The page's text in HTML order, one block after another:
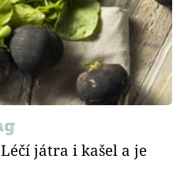
játra i kašel a je